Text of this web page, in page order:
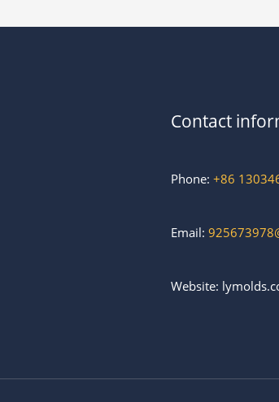
Contact
Phone: +86
Email:
Website: